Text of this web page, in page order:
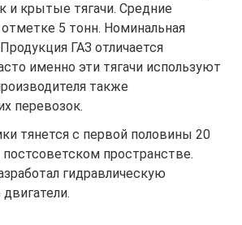
и крытые тягачи. Средние
5 тонн. Номинальная
ГАЗ отличается
именно эти тягачи используют
также
перевозок.
тянется с первой половины 20
пространстве.
гидравлическую